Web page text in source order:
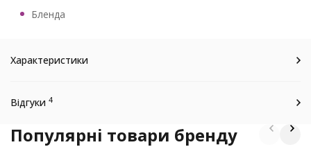
Бленда
Характеристики
Відгуки 4
Популярні товари бренду